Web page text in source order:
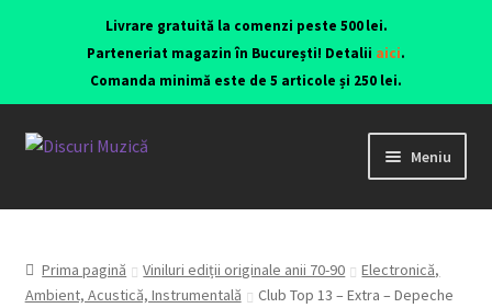
Livrare gratuită la comenzi peste 500 lei.
Parteneriat magazin în București! Detalii aici.
Comanda minimă este de 5 articole și 250 lei.
Meniu
Viniluri ediții originale anii 70-90
CD-uri originale
Prima pagină Viniluri ediții originale anii 70-90
Electronică,
Ambient, Acustică, Instrumentală
Club Top 13 – Extra – Depeche